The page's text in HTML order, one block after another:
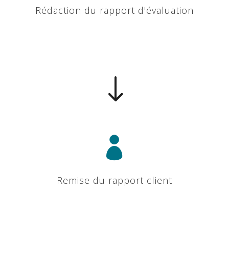
Rédaction du rapport d'évaluation
"

Remise du rapport client